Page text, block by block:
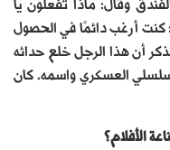
وقال: ماذا تفعلون يا
كنت أرغب دائمًا في الحصول
أن هذا الرجل خلع حدائه
العسكري واسمه. كان
الأفلام؟